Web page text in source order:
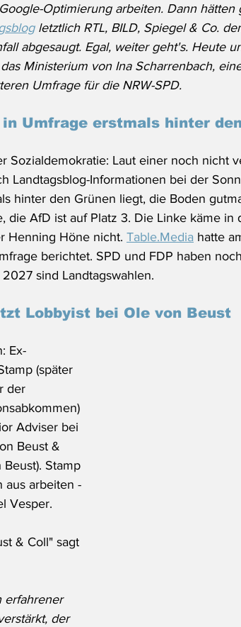
Optimierung arbeiten. Dann hätten
letztlich RTL, BILD, Spiegel & Co.
abgesaugt. Egal, weiter geht's. Heute
Ministerium von Ina Scharrenbach,
Umfrage für die NRW-SPD.
Umfrage erstmals hinter
Sozialdemokratie: Laut einer noch nicht
Landtagsblog-Informationen bei der
hinter den Grünen liegt, die Boden
die AfD ist auf Platz 3. Die Linke käme in
Henning Höne nicht. Table.Media hatte
berichtet. SPD und FDP haben
sind Landtagswahlen.
Lobbyist bei Ole von Beust
Ex-
(später
der
Adviser bei
Beust &
Stamp
aus arbeiten -
Vesper.
& Coll" sagt
erfahrener
der